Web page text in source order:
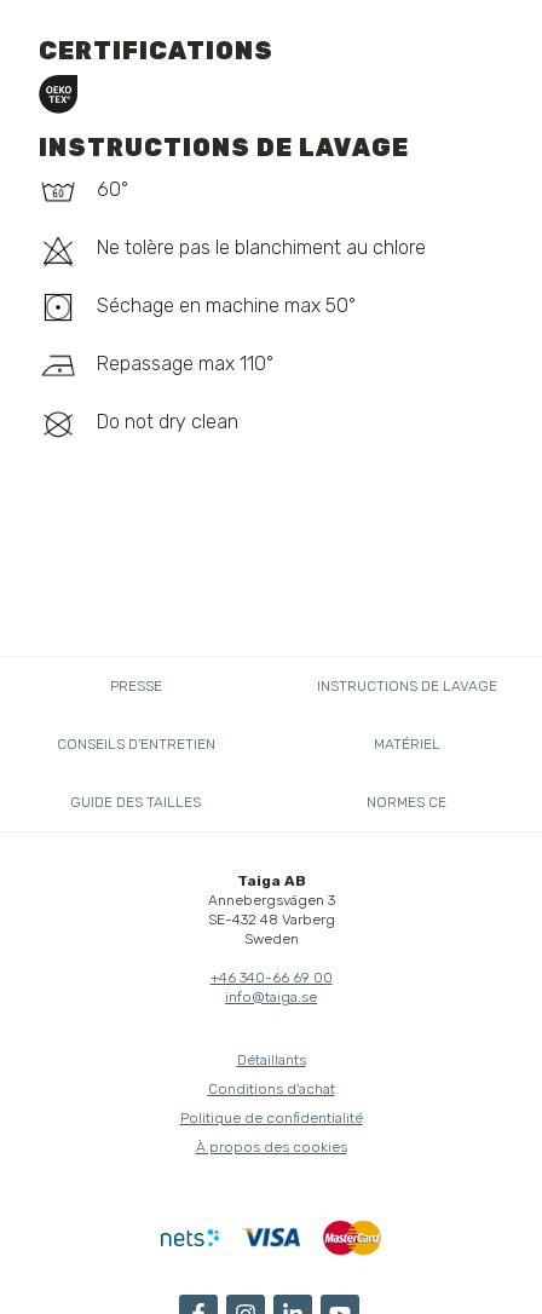
CERTIFICATIONS
INSTRUCTIONS DE LAVAGE
60°
Ne tolère pas le blanchiment au chlore
Séchage en machine max 50°
Repassage max 110°
Do not dry clean
PRESSE INSTRUCTIONS DE LAVAGE
CONSEILS D'ENTRETIEN MATÉRIEL
GUIDE DES TAILLES NORMES CE
Taiga AB
Annebergsvägen 3
SE-432 48 Varberg
Sweden
+46 340-66 69 00
info@taiga.se
Détaillants
Conditions d'achat
Politique de confidentialité
À propos des cookies